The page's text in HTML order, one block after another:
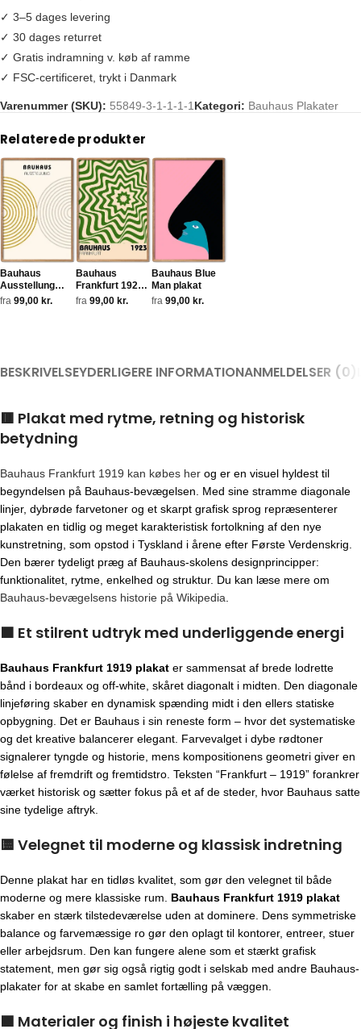
✓ 3–5 dages levering
✓ 30 dages returret
✓ Gratis indramning v. køb af ramme
✓ FSC-certificeret, trykt i Danmark
Varenummer (SKU): 55849-3-1-1-1-1 Kategori: Bauhaus Plakater
Tags: 1919 kunst, bauhaus, bauhaus plakat, bordeaux vægkunst,
Relaterede produkter
Bauhaus
Ausstellung
plakat
fra 99,00 kr.
Bauhaus
Frankfurt 1923
plakat
fra 99,00 kr.
Bauhaus Blue
Man plakat
fra 99,00 kr.
BESKRIVELSEYDERLIGERE INFORMATIONANMELDELSER (0)
🟥 Plakat med rytme, retning og historisk
betydning
Bauhaus Frankfurt 1919 kan købes her og er en visuel hyldest til
begyndelsen på Bauhaus-bevægelsen. Med sine stramme diagonale
linjer, dybrøde farvetoner og et skarpt grafisk sprog repræsenterer
plakaten en tidlig og meget karakteristisk fortolkning af den nye
kunstretning, som opstod i Tyskland i årene efter Første Verdenskrig.
Den bærer tydeligt præg af Bauhaus-skolens designprincipper:
funktionalitet, rytme, enkelhed og struktur. Du kan læse mere om
Bauhaus-bevægelsens historie på Wikipedia
🟧 Et stilrent udtryk med underliggende energi
Bauhaus Frankfurt 1919 plakat er sammensat af brede lodrette
bånd i bordeaux og off-white, skåret diagonalt i midten. Den diagonale
linjeføring skaber en dynamisk spænding midt i den ellers statiske
opbygning. Det er Bauhaus i sin reneste form – hvor det systematiske
og det kreative balancerer elegant. Farvevalget i dybe rødtoner
signalerer tyngde og historie, mens kompositionens geometri giver en
følelse af fremdrift og fremtidstro. Teksten “Frankfurt – 1919” forankrer
værket historisk og sætter fokus på et af de steder, hvor Bauhaus satte
sine tydelige aftryk.
🟨 Velegnet til moderne og klassisk indretning
Denne plakat har en tidløs kvalitet, som gør den velegnet til både
moderne og mere klassiske rum. Bauhaus Frankfurt 1919 plakat
skaber en stærk tilstedeværelse uden at dominere. Dens symmetriske
balance og farvemæssige ro gør den oplagt til kontorer, entreer, stuer
eller arbejdsrum. Den kan fungere alene som et stærkt grafisk
statement, men gør sig også rigtig godt i selskab med andre Bauhaus-
plakater for at skabe en samlet fortælling på væggen.
🟩 Materialer og finish i højeste kvalitet